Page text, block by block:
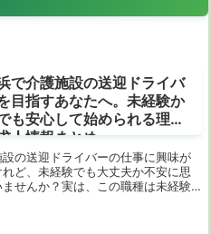
で介護施設の送迎ドライバ
目指すあなたへ。未経験か
も安心して始められる理由
人情報まとめ
設の送迎ドライバーの仕事に興味が
れど、未経験でも大丈夫か不安に思
ませんか？実は、この職種は未経験